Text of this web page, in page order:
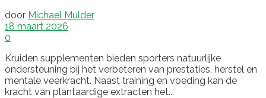
door Michael Mulder
18 maart 2026
0
Kruiden supplementen bieden sporters natuurlijke
ondersteuning bij het verbeteren van prestaties, herstel en
mentale veerkracht. Naast training en voeding kan de
kracht van plantaardige extracten het...